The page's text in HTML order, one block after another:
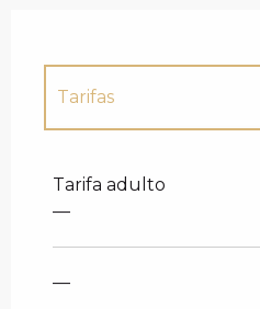
Tarifas
Tarifa adulto
—
—